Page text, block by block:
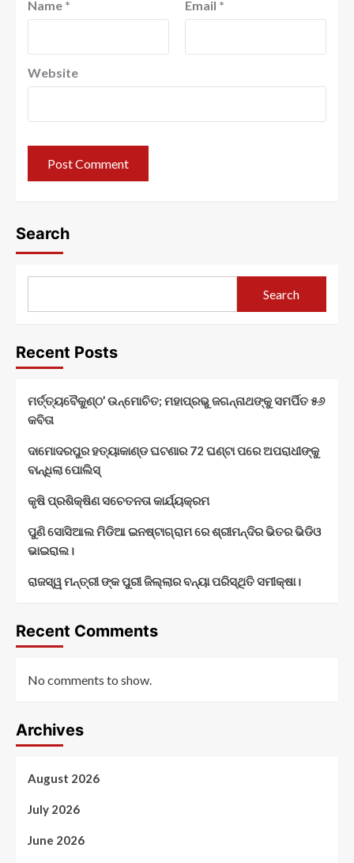
Name * Email *
Website
Search
Search
Recent Posts
ମର୍ତ୍ତ୍ୟବୈକୁଣ୍ଠ’ ଉନ୍ମୋଚିତ; ମହାପ୍ରଭୁ ଜଗନ୍ନାଥଙ୍କୁ ସମର୍ପିତ ୫୬
କବିତା
ଦାମୋଦରପୁର ହତ୍ୟାକାଣ୍ଡ ଘଟଣାର 72 ଘଣ୍ଟା ପରେ ଅପରାଧୀଙ୍କୁ
ବାନ୍ଧିଲା ପୋଲିସ୍
କୃଷି ପ୍ରଶିକ୍ଷିଣ ସଚେତନତା କାର୍ଯ୍ୟକ୍ରମ
ପୁଣି ସୋସିଆଲ ମିଡିଆ ଇନଷ୍ଟାଗ୍ରାମ ରେ ଶ୍ରୀମନ୍ଦିର ଭିତର ଭିଡିଓ
ଭାଇରାଲ।
ରାଜସ୍ୱ ମନ୍ତ୍ରୀ ଙ୍କ ପୁରୀ ଜିଲ୍ଲାର ବନ୍ୟା ପରିସ୍ଥିତି ସମୀକ୍ଷା।
Recent Comments
No comments to show.
Archives
August 2026
July 2026
June 2026